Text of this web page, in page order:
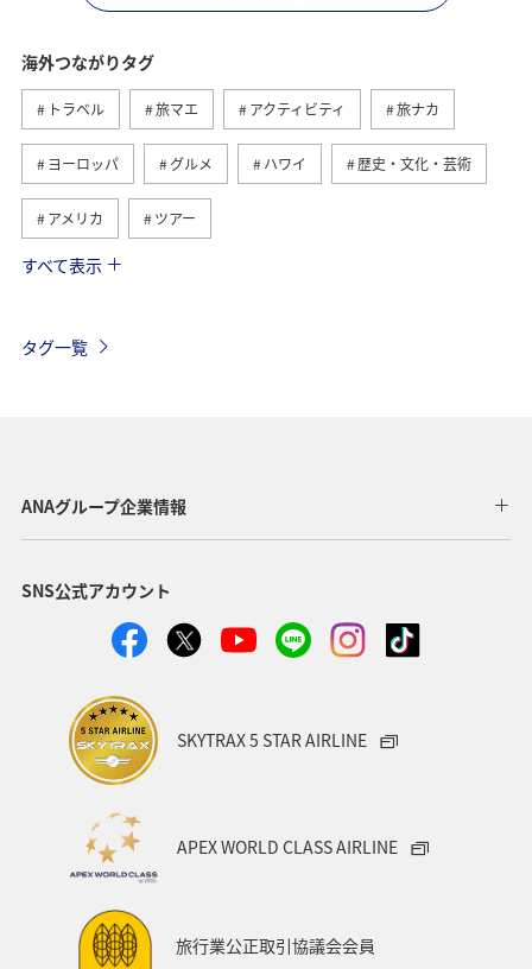
海外つながりタグ
トラベル 旅マエ アクティビティ 旅ナカ
ヨーロッパ グルメ ハワイ 歴史・文化・芸術
アメリカ ツアー
ANA釣り倶楽部
台湾 世界遺産 オセアニア 冬 イタリア
カナダ 香港
インドネシア ベルギー 川 自然・植物
スイス
フィリピン
マイルを使う
台北 シドニー
プレミアムメンバー
すべて表示
タグ一覧
ANAグループ企業情報
SNS公式アカウント
SKYTRAX 5 STAR AIRLINE
APEX WORLD CLASS AIRLINE
旅行業公正取引協議会会員